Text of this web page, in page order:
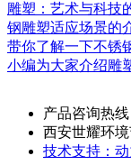
雕塑：艺术与科技
钢雕塑适应场景的
带你了解一下不锈
小编为大家介绍雕
产品咨询热线
西安世耀环
技术支持：